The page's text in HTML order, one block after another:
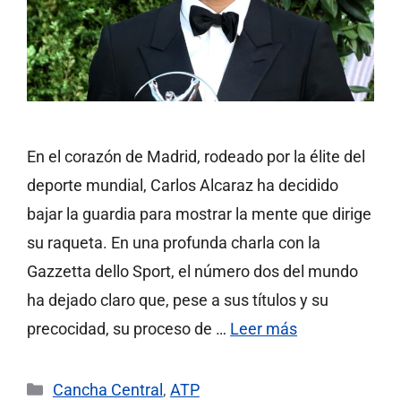
En el corazón de Madrid, rodeado por la élite del
deporte mundial, Carlos Alcaraz ha decidido
bajar la guardia para mostrar la mente que dirige
su raqueta. En una profunda charla con la
Gazzetta dello Sport, el número dos del mundo
ha dejado claro que, pese a sus títulos y su
precocidad, su proceso de … Leer más
Categorías
Cancha Central, ATP